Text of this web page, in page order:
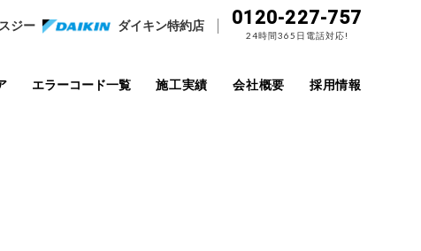
ジー ダイキン特約店 0120-227-757
24時間365日電話対応!
エラーコード一覧 施工実績 会社概要 採用情報